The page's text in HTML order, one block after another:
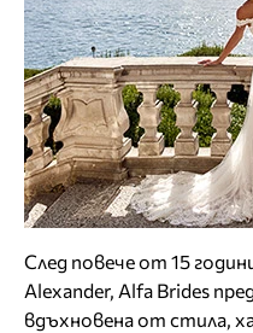
След повече от 15
Alexander, Alfa Brides
вдъхновена от стила,